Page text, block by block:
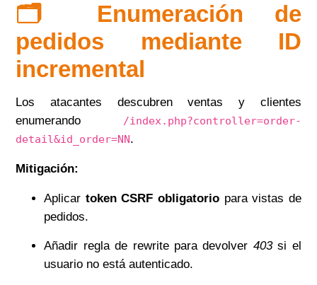
🗂️ Enumeración de
pedidos mediante ID
incremental
Los atacantes descubren ventas y clientes
enumerando
/index.php?controller=order-
detail&id_order=NN.
Mitigación:
Aplicar token CSRF obligatorio para vistas de
pedidos.
Añadir regla de rewrite para devolver 403si el
usuario no está autenticado.